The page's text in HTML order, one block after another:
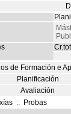
de Formación e
Planificación
Avaliación
:: Probas